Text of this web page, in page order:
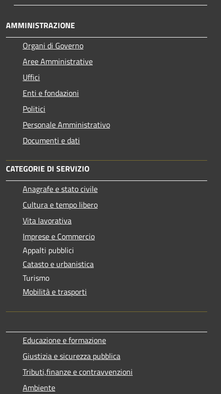
AMMINISTRAZIONE
Organi di Governo
Aree Amministrative
Uffici
Enti e fondazioni
Politici
Personale Amministrativo
Documenti e dati
CATEGORIE DI SERVIZIO
Anagrafe e stato civile
Cultura e tempo libero
Vita lavorativa
Imprese e Commercio
Appalti pubblici
Catasto e urbanistica
Turismo
Mobilità e trasporti
Educazione e formazione
Giustizia e sicurezza pubblica
Tributi,finanze e contravvenzioni
Ambiente